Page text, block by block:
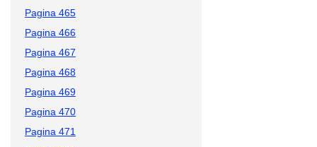
Pagina 465
Pagina 466
Pagina 467
Pagina 468
Pagina 469
Pagina 470
Pagina 471